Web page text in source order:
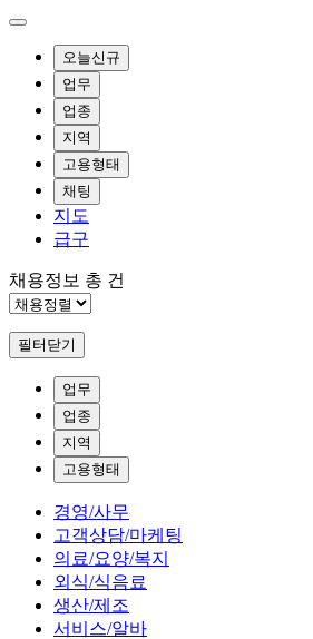
오늘신규
업무
업종
지역
고용형태
채팅
지도
급구
채용정보 총 건
필터닫기
업무
업종
지역
고용형태
경영/사무
고객상담/마케팅
의료/요양/복지
외식/식음료
생산/제조
서비스/알바